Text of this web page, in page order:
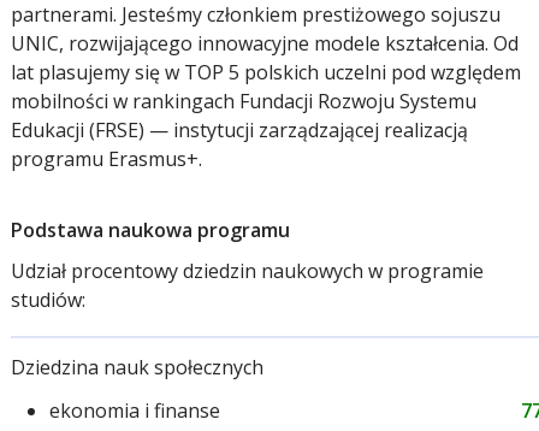
partnerami. Jesteśmy członkiem prestiżowego sojuszu
UNIC, rozwijającego innowacyjne modele kształcenia. Od
lat plasujemy się w TOP 5 polskich uczelni pod względem
mobilności w rankingach Fundacji Rozwoju Systemu
Edukacji (FRSE) — instytucji zarządzającej realizacją
programu Erasmus+.
Podstawa naukowa programu
Udział procentowy dziedzin naukowych w programie
studiów:
Dziedzina nauk społecznych
ekonomia i finanse